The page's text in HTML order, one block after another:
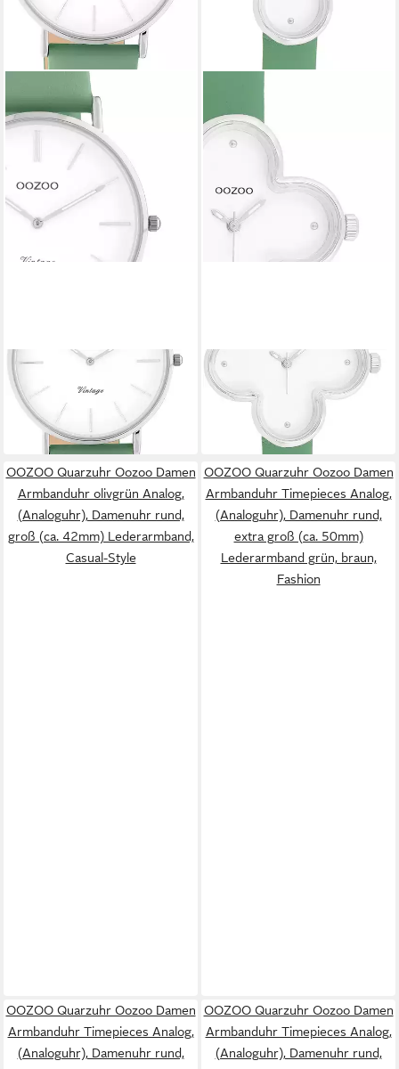
OOZOO
Quarzuhr Oozoo Damen
Armbanduhr Vintage Series
55,76 €
in 2-3 Werktagen bei dir
OOZOO
Quarzuhr Oozoo Damen
Armbanduhr Timepieces
Analog
55,76 €
in 2-3 Werktagen bei dir
OOZOO Quarzuhr Oozoo Damen
Armbanduhr olivgrün Analog,
(Analoguhr), Damenuhr rund,
groß (ca. 42mm) Lederarmband,
Casual-Style
OOZOO Quarzuhr Oozoo Damen
Armbanduhr Timepieces Analog,
(Analoguhr), Damenuhr rund,
extra groß (ca. 50mm)
Lederarmband grün, braun,
Fashion
OOZOO Quarzuhr Oozoo Damen
Armbanduhr Timepieces Analog,
(Analoguhr), Damenuhr rund,
OOZOO Quarzuhr Oozoo Damen
Armbanduhr Timepieces Analog,
(Analoguhr), Damenuhr rund,